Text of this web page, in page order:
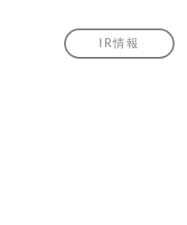
IR情報